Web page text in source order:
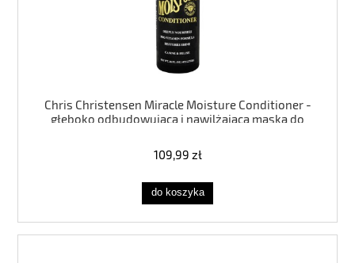
Chris Christensen Miracle Moisture Conditioner -
głęboko odbudowująca i nawilżająca maska do
109,99 zł
do koszyka